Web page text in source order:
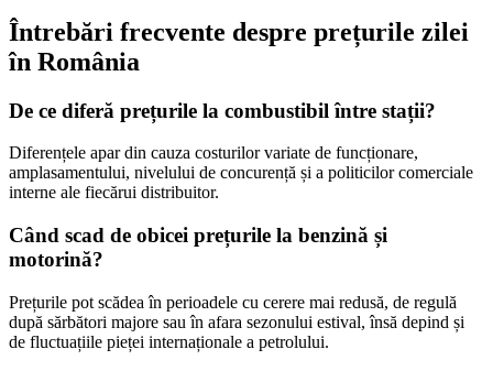
Întrebări frecvente despre prețurile zilei
în România
De ce diferă prețurile la combustibil între stații?
Diferențele apar din cauza costurilor variate de funcționare,
amplasamentului, nivelului de concurență și a politicilor comerciale
interne ale fiecărui distribuitor.
Când scad de obicei prețurile la benzină și
motorină?
Prețurile pot scădea în perioadele cu cerere mai redusă, de regulă
după sărbători majore sau în afara sezonului estival, însă depind și
de fluctuațiile pieței internaționale a petrolului.